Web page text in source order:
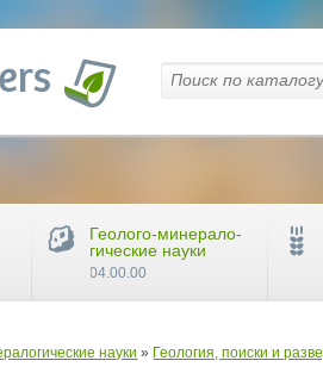
науки » Геология, поиски и
Геолого-минерало-
гические науки
04.00.00